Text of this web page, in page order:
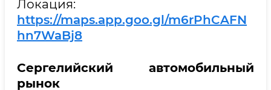
Локация:
https://maps.app.goo.gl/m6rPhCAFN
hn7WaBj8
Сергелийский автомобильный
рынок